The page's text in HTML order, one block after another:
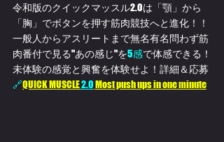
令和版のクイックマッスル2.0は「顎」から
「胸」でボタンを押す筋肉競技へと進化！！
一般人からアスリートまで無名有名問わず筋
肉番付で見る"あの感じ"を5感で体感できる！
未体験の感覚と興奮を体験せよ！詳細＆応募
🔗QUICK MUSCLE 2.0Most push ups in one minute